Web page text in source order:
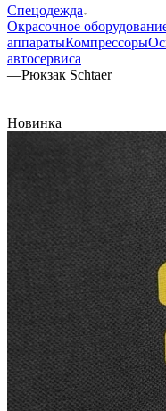
Спецодежда
Окрасочное
аппаратыКомпрессоры
автосервиса
—Рюкзак Schtaer
Новинка